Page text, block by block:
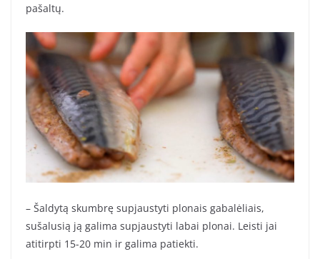
pašaltų.
– Šaldytą skumbrę supjaustyti plonais gabalėliais,
sušalusią ją galima supjaustyti labai plonai. Leisti jai
atitirpti 15-20 min ir galima patiekti.